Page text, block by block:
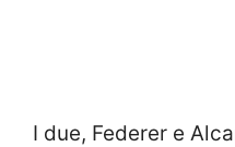
I due, Federer e